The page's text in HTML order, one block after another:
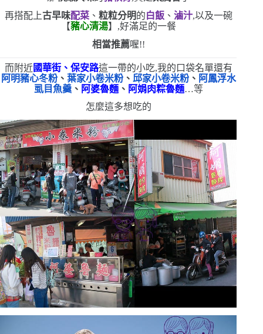
再搭配上古早味配菜、 粒粒分明的白飯、 滷汁,以及一碗
【豬心清湯】,好滿足的一餐
相當推薦喔!!
而附近國華街、保安路這一帶的小吃,我的口袋名單還有
阿明豬心冬粉、 葉家小卷米粉、 邱家小卷米粉、 阿鳳浮水
虱目魚羹、 阿婆魯麵、 阿娟肉粽魯麵…等
怎麼這多想吃的